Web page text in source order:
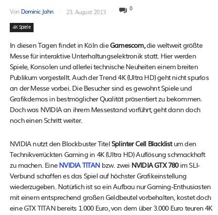
Von Dominic Jahn 23. August 2013 0
4K Spiele
In diesen Tagen findet in Köln dieGamescom,die weltweit größte
Messe für interaktive Unterhaltungselektronik statt. Hier werden
Spiele, Konsolen und allerlei technische Neuheiten einem breiten
Publikum vorgestellt. Auch der Trend 4K (Ultra HD) geht nicht spurlos
an der Messe vorbei. Die Besucher sind es gewohnt Spiele und
Grafikdemos in bestmöglicher Qualität präsentiert zu bekommen.
Doch was NVIDIA an ihrem Messestand vorführt, geht dann doch
noch einen Schritt weiter.
NVIDIA nutzt den Blockbuster Titel Splinter Cell Blacklistum den
Technikverrückten Gaming in 4K (Ultra HD) Auflösung schmackhaft
zu machen. EineNVIDIA TITANbzw. zwei NVIDIA GTX 780im SLI-
Verbund schaffen es das Spiel auf höchster Grafikeinstellung
wiederzugeben. Natürlich ist so ein Aufbau nur Gaming-Enthusiasten
mit einem entsprechend großen Geldbeutel vorbehalten, kostet doch
eine GTX TITAN bereits 1.000 Euro, von dem über 3.000 Euro teuren 4K